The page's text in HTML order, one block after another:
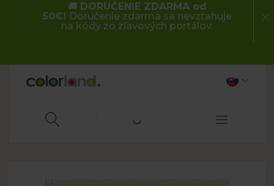
🚚 DORUČENIE ZDARMA od
50€! Doručenie zdarma sa nevzťahuje
na kódy zo zľavových portálov.